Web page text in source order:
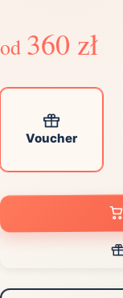
od 360 zł
Voucher